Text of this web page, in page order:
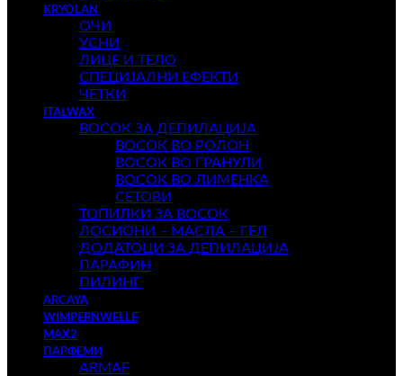
KRYOLAN
ОЧИ
УСНИ
ЛИЦЕ И ТЕЛО
СПЕЦИЈАЛНИ ЕФЕКТИ
ЧЕТКИ
ITALWAX
ВОСОК ЗА ДЕПИЛАЦИЈА
ВОСОК ВО РОЛОН
ВОСОК ВО ГРАНУЛИ
ВОСОК ВО ЛИМЕНКА
СЕТОВИ
ТОПИЛКИ ЗА ВОСОК
ЛОСИОНИ – МАСЛА – ГЕЛ
ДОДАТОЦИ ЗА ДЕПИЛАЦИЈА
ПАРАФИН
ПИЛИНГ
ARCAYA
WIMPERNWELLE
MAX2
ПАРФЕМИ
ARMAF